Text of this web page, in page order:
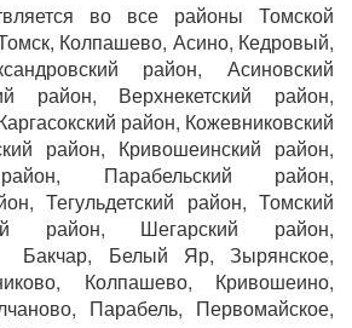
во все районы Томской
Колпашево, Асино, Кедровый,
район, Асиновский
район, Верхнекетский район,
район, Кожевниковский
район, Кривошеинский район,
Парабельский район,
Тегульдетский район, Томский
район, Шегарский район,
Бакчар, Белый Яр, Зырянское,
Колпашево, Кривошеино,
Парабель, Первомайское,